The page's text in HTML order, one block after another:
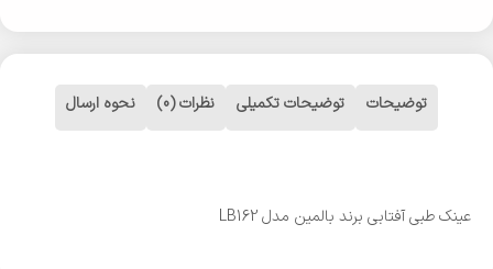
توضیحات توضیحات تکمیلی نظرات (0) نحوه ارسال
عینک طبی آفتابی برند بالمین مدل LB162